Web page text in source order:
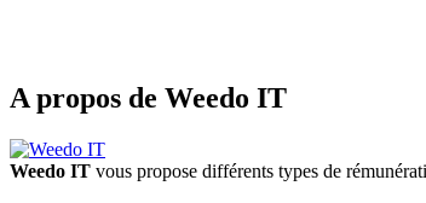
A propos de Weedo IT
Weedo IT vous propose différents types de